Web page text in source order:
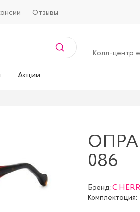
Отзывы
Kолл-центр
Акции
086
Бренд:C
Комплектация: